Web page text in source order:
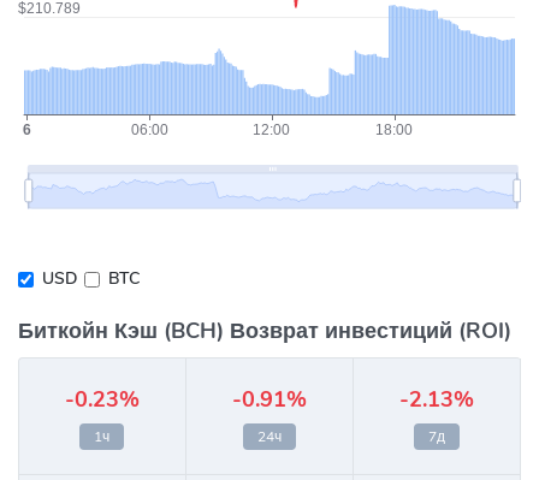
USD BTC
Биткойн Кэш (BCH) Возврат инвестиций (ROI)
-0.23%
1ч
-0.91%
24ч
-2.13%
7д